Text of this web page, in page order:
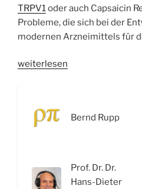
TRPV1oder auch Capsaicin
Probleme, die sich bei der
modernen Arzneimittels für
„WSR047
weiterlesen
Bernd Rupp
Prof. Dr. Dr.
Hans-Dieter